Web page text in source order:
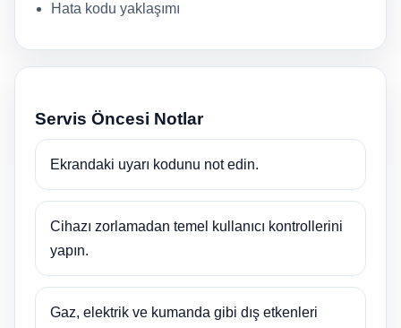
Hata kodu yaklaşımı
Servis Öncesi Notlar
Ekrandaki uyarı kodunu not edin.
Cihazı zorlamadan temel kullanıcı kontrollerini
yapın.
Gaz, elektrik ve kumanda gibi dış etkenleri